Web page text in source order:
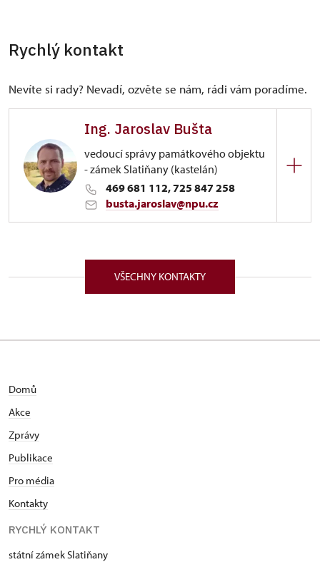
Rychlý kontakt
Nevíte si rady? Nevadí, ozvěte se nám, rádi vám poradíme.
Ing. Jaroslav Bušta
vedoucí správy památkového objektu
- zámek Slatiňany (kastelán)
469 681 112, 725 847 258
busta.jaroslav@npu.cz
Zámecký park 1/, Slatiňany 53821
monografie o slatiňanském zámku a rodině
Auerspergů. Na základě archivních průzkumů a
pátrání provedl reinstalaci zámecké expozice s
podílel na komplexní rekonstrukci zámeckého
areálu ve Slatiňanech.
VŠECHNY KONTAKTY
Domů
Akce
Zprávy
Publikace
Pro média
Kontakty
RYCHLÝ KONTAKT
státní zámek Slatiňany